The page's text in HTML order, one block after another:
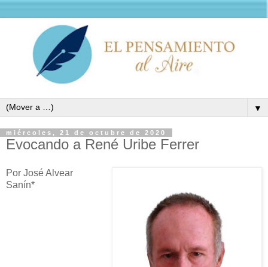
▼
miércoles, 21 de octubre de 2020
Evocando a René Uribe Ferrer
Por José Alvear
Sanín*